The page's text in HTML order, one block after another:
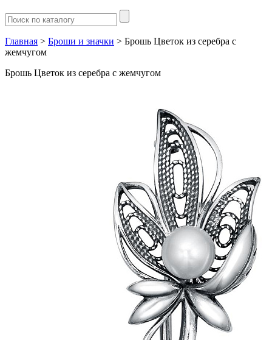
Главная > Броши и значки > Брошь Цветок из серебра с
жемчугом
Брошь Цветок из серебра с жемчугом